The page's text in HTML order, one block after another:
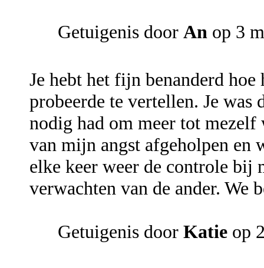
Getuigenis door An op 3
Je hebt het fijn benanderd
probeerde te vertellen. Je
nodig had om meer tot mezelf
van mijn angst afgeholpen en
elke keer weer de controle bij
verwachten van de ander. We
Getuigenis door Katie op